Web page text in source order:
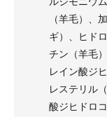
（羊毛）、
ギ）、ヒド
チン（羊毛
レイン酸ジ
レステリル
酸ジヒドロ